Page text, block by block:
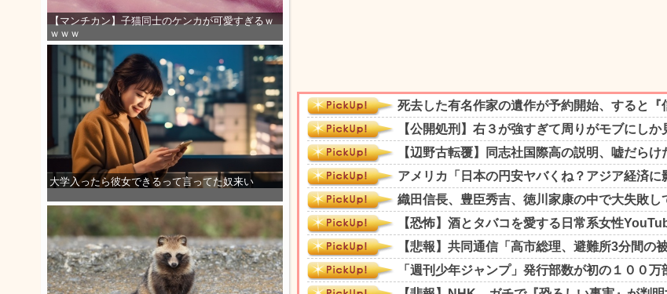
【マンチカン】子猫同士のケンカが可愛すぎるｗ
ｗｗｗ
大学入ったら彼女できるって言ってた奴来い